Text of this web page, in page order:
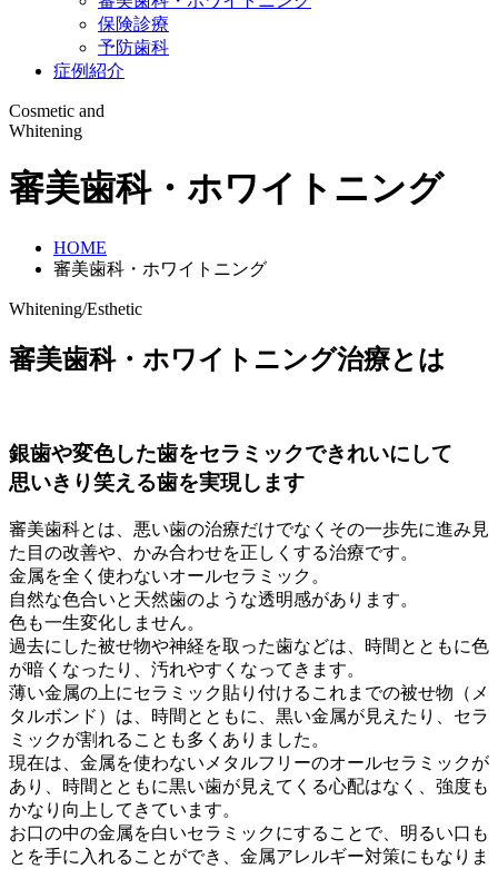
保険診療
予防歯科
症例紹介
Cosmetic and
Whitening
審美歯科・ホワイトニング
HOME
審美歯科・ホワイトニング
Whitening/Esthetic
審美歯科・ホワイトニング治療とは
銀歯や変色した歯をセラミックできれいにして
思いきり笑える歯を実現します
審美歯科とは、悪い歯の治療だけでなくその一歩先に進み見
た目の改善や、かみ合わせを正しくする治療です。
金属を全く使わないオールセラミック。
自然な色合いと天然歯のような透明感があります。
色も一生変化しません。
過去にした被せ物や神経を取った歯などは、時間とともに色
が暗くなったり、汚れやすくなってきます。
薄い金属の上にセラミック貼り付けるこれまでの被せ物（メ
タルボンド）は、時間とともに、黒い金属が見えたり、セラ
ミックが割れることも多くありました。
現在は、金属を使わないメタルフリーのオールセラミックが
あり、時間とともに黒い歯が見えてくる心配はなく、強度も
かなり向上してきています。
お口の中の金属を白いセラミックにすることで、明るい口も
とを手に入れることができ、金属アレルギー対策にもなりま